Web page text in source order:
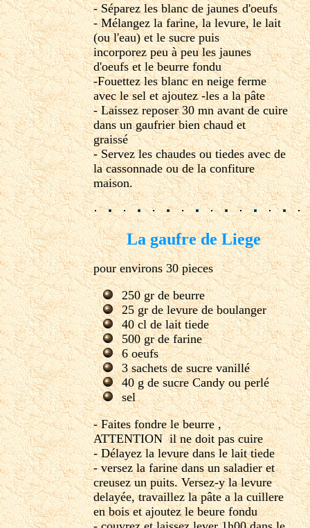
- Séparez les blanc de jaunes d'oeufs
- Mélangez la farine, la levure, le lait
(ou l'eau) et le sucre puis
incorporez peu à peu les jaunes
d'oeufs et le beurre fondu
-Fouettez les blanc en neige ferme
avec le sel et ajoutez -les a la pâte
- Laissez reposer 30 mn avant de cuire
dans un gaufrier bien chaud et
graissé
- Servez les chaudes ou tiedes avec de
la cassonnade ou de la confiture
maison.
La gaufre de Liege
pour environs 30 pieces
250 gr de beurre
25 gr de levure de boulanger
40 cl de lait tiede
500 gr de farine
6 oeufs
3 sachets de sucre vanillé
40 g de sucre Candy ou perlé
sel
- Faites fondre le beurre ,
ATTENTION il ne doit pas cuire
- Délayez la levure dans le lait tiede
- versez la farine dans un saladier et
creusez un puits. Versez-y la levure
delayée, travaillez la pâte a la cuillere
en bois et ajoutez le beure fondu